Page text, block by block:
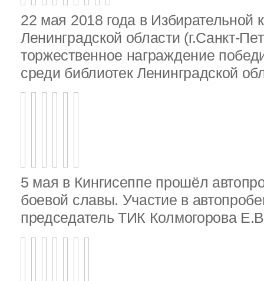
22 мая 2018 года в Избирательной
Ленинградской области (г.Санкт-
торжественное награждение
среди библиотек Ленинградской
5 мая в Кингисеппе прошёл
боевой славы. Участие в
председатель ТИК Колмогорова